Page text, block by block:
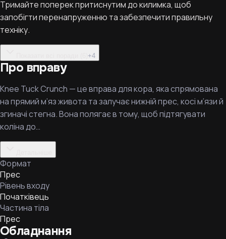
Тримайте поперек притиснутим до килимка, щоб
запобігти перенапруженню та забезпечити правильну
техніку.
+4
Про вправу
Knee Tuck Crunch — це вправа для кора, яка спрямована
на прямий м’яз живота та залучає нижній прес, косі м’язи й
згиначі стегна. Вона полягає в тому, щоб підтягувати
коліна до…
Формат
Прес
Рівень входу
Початківець
Частина тіла
Прес
Обладнання